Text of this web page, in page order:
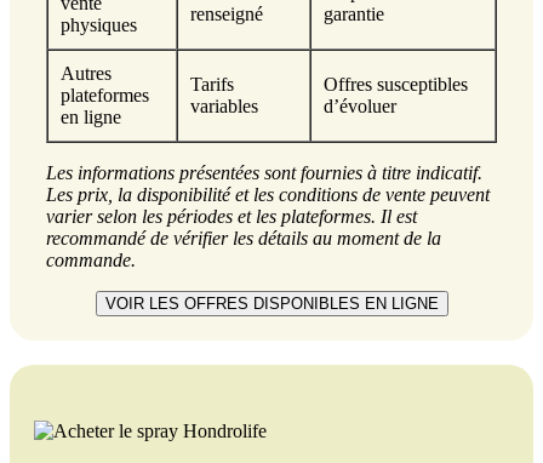
physiques
renseigné
garantie
Autres
plateformes
en ligne
Tarifs
variables
Offres susceptibles
d’évoluer
Les informations présentées sont fournies à titre indicatif.
Les prix, la disponibilité et les conditions de vente peuvent
varier selon les périodes et les plateformes. Il est
recommandé de vérifier les détails au moment de la
commande.
VOIR LES OFFRES DISPONIBLES EN LIGNE